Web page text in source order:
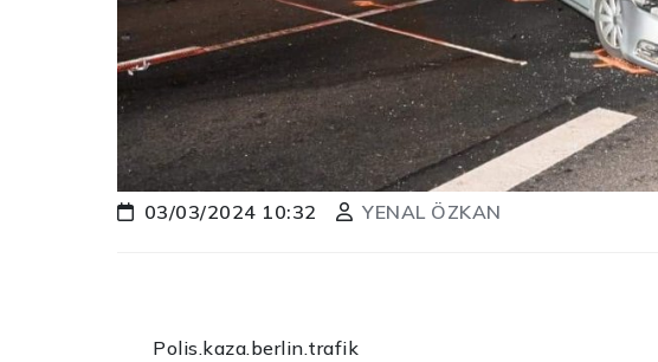
03/03/2024 10:32 YENAL ÖZKAN
Polis.kaza.berlin.trafik